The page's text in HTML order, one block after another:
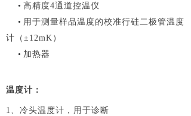
• 高精度4通道控温仪
• 用于测量样品温度的校准行硅二极管温度
计（ ±12mK）
• 加热器
温度计：
1、冷头温度计，用于诊断